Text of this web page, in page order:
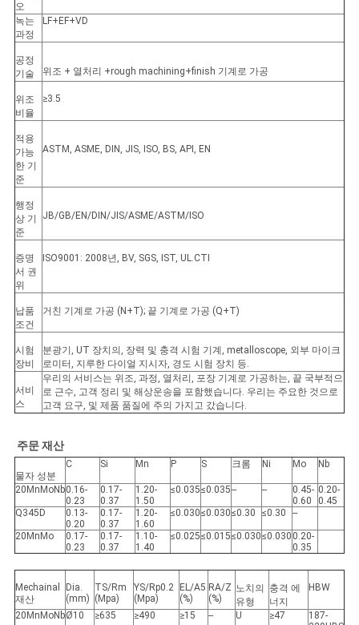
오
녹는
과정
LF+EF+VD
공정
기술
위조 + 열처리 +rough machining+finish 기계로 가공
위조
비율
≥3.5
적용
가능
한 기
준
ASTM, ASME, DIN, JIS, ISO, BS, API, EN
행정
상 기
준
JB/GB/EN/DIN/JIS/ASME/ASTM/ISO
증명
서 권
위
ISO9001: 2008년, BV, SGS, IST, UL.CTI
납품
조건
거친 기계로 가공 (N+T); 끝 기계로 가공 (Q+T)
시험
장비
분광기, UT 장치의, 장력 및 충격 시험 기계, metalloscope, 외부 마이크
로미터, 지루한 다이얼 지시자, 경도 시험 장치 등.
서비
스
우리의 서비스는 위조, 과정, 열처리, 포장 기계로 가공하는, 끝 국부적으
로 근수, 고객 정리 및 해상운송을 포함했습니다. 우리는 주요한 것으로
고객 요구, 및 제품 품질에 주의 가지고 갔습니다.
주문 재산
물자 성분
C Si Mn P S 크롬 Ni Mo Nb
20MnMoNb0.16-
0.23
0.17-
0.37
1.20-
1.50
≤0.035≤0.035-- --
0.45-
0.60
0.20-
0.45
Q345D
0.13-
0.20
0.17-
0.37
1.20-
1.60
≤0.030≤0.030≤0.30 ≤0.30 --
20MnMo
0.17-
0.23
0.17-
0.37
1.10-
1.40
≤0.025≤0.015≤0.030≤0.030 0.20-
0.35
Mechainal
재산
Dia.
(mm)
TS/Rm
(Mpa)
YS/Rp0.2
(Mpa)
EL/A5
(%)
RA/Z
(%)
노치의
유형
충격 에
너지
HBW
20MnMoNbØ10 ≥635 ≥490 ≥15 -- U ≥47
187-